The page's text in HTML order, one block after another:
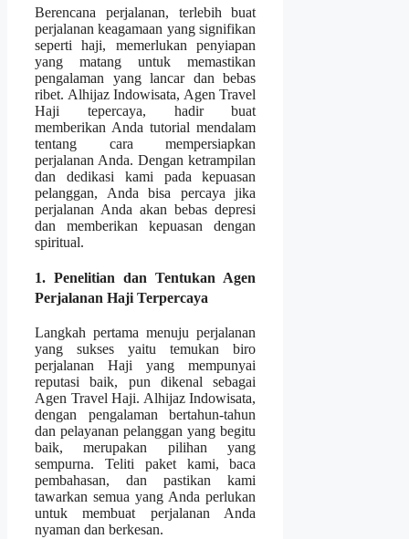
Berencana perjalanan, terlebih buat
perjalanan keagamaan yang signifikan
seperti haji, memerlukan penyiapan
yang matang untuk memastikan
pengalaman yang lancar dan bebas
ribet. Alhijaz Indowisata, Agen Travel
Haji tepercaya, hadir buat
memberikan Anda tutorial mendalam
tentang cara mempersiapkan
perjalanan Anda. Dengan ketrampilan
dan dedikasi kami pada kepuasan
pelanggan, Anda bisa percaya jika
perjalanan Anda akan bebas depresi
dan memberikan kepuasan dengan
spiritual.
1. Penelitian dan Tentukan Agen
Perjalanan Haji Terpercaya
Langkah pertama menuju perjalanan
yang sukses yaitu temukan biro
perjalanan Haji yang mempunyai
reputasi baik, pun dikenal sebagai
Agen Travel Haji. Alhijaz Indowisata,
dengan pengalaman bertahun-tahun
dan pelayanan pelanggan yang begitu
baik, merupakan pilihan yang
sempurna. Teliti paket kami, baca
pembahasan, dan pastikan kami
tawarkan semua yang Anda perlukan
untuk membuat perjalanan Anda
nyaman dan berkesan.